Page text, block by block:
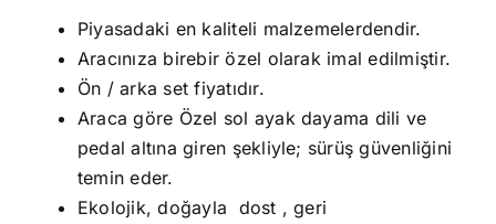
Piyasadaki en kaliteli malzemelerdendir.
Aracınıza birebir özel olarak imal edilmiştir.
Ön / arka set fiyatıdır.
Araca göre Özel sol ayak dayama dili ve
pedal altına giren şekliyle; sürüş güvenliğini
temin eder.
Ekolojik, doğayla dost , geri